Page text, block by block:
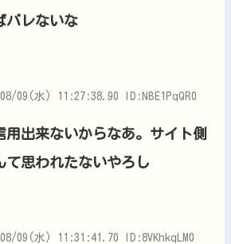
バレないな
09(水) 11:27:38.90 ID:NBE1PqQR0
用出来ないからなあ。サイト側
て思われたないやろし
09(水) 11:31:41.70 ID:8VKhkqLM0